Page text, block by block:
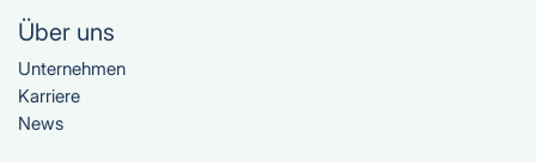
Über uns
Unternehmen
Karriere
News